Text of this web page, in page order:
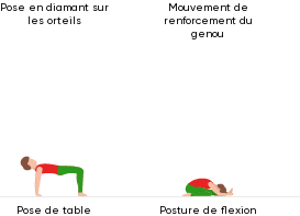
Pose en diamant sur
les orteils
Mouvement de
renforcement du
genou
Pose de table Posture de flexion